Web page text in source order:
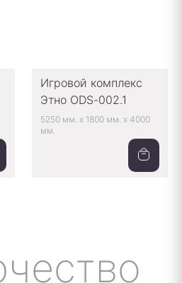
Игровой комплекс
Этно ODS-002.1
5250 мм. x 1800 мм. x 4000
мм.